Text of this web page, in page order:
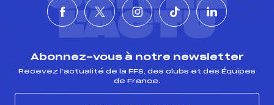
L'ACTU
Abonnez-vous à notre newsletter
Recevez l’actualité de la FFS, des clubs et des Équipes
de France.